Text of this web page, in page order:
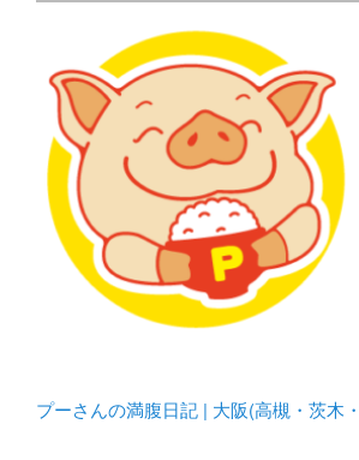
プーさんの
豊中・箕面)
化してます。
プーさんの満腹日記 | 大阪(高槻・茨木